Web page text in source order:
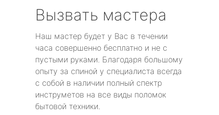
Вызвать мастера
Наш мастер будет у Вас в течении
часа совершенно бесплатно и не с
пустыми руками. Благодаря большому
опыту за спиной у специалиста всегда
с собой в наличии полный спектр
инструметов на все виды поломок
бытовой техники.